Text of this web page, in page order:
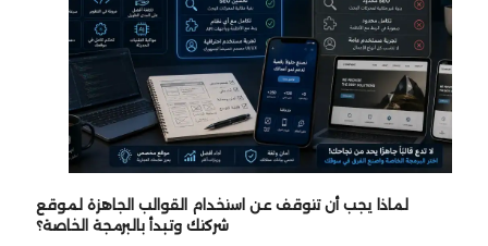
لماذا يجب أن تتوقف عن استخدام القوالب الجاهزة لموقع
شركتك وتبدأ بالبرمجة الخاصة؟